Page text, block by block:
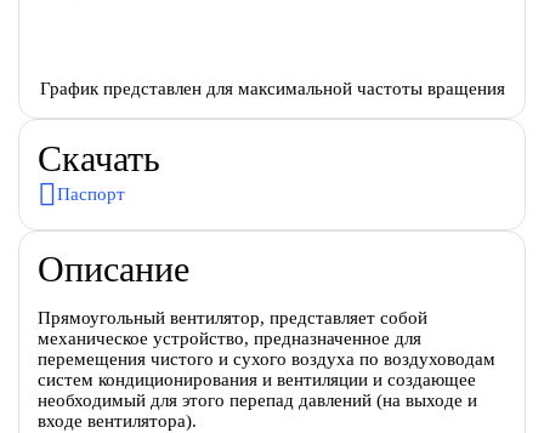
График представлен для максимальной частоты вращения
Скачать
Паспорт
Описание
Прямоугольный вентилятор, представляет собой
механическое устройство, предназначенное для
перемещения чистого и сухого воздуха по воздуховодам
систем кондиционирования и вентиляции и создающее
необходимый для этого перепад давлений (на выходе и
входе вентилятора).